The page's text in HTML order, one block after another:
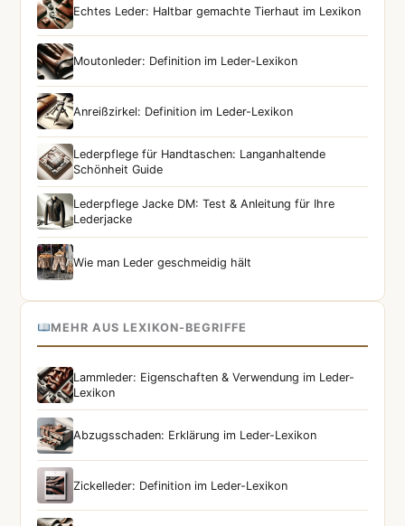
Echtes Leder: Haltbar gemachte Tierhaut im Lexikon
Moutonleder: Definition im Leder-Lexikon
Anreißzirkel: Definition im Leder-Lexikon
Lederpflege für Handtaschen: Langanhaltende
Schönheit Guide
Lederpflege Jacke DM: Test & Anleitung für Ihre
Lederjacke
Wie man Leder geschmeidig hält
MEHR AUS LEXIKON-BEGRIFFE
Lammleder: Eigenschaften & Verwendung im Leder-
Lexikon
Abzugsschaden: Erklärung im Leder-Lexikon
Zickelleder: Definition im Leder-Lexikon